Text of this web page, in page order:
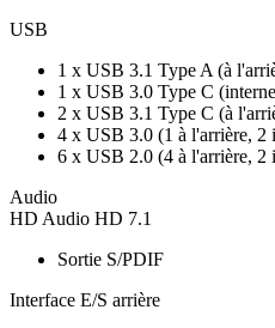
USB
1 x USB 3.1 Type A (à
1 x USB 3.0 Type C
2 x USB 3.1 Type C (à
4 x USB 3.0 (1 à l'arrière, 2
6 x USB 2.0 (4 à l'arrière, 2
Audio
HD Audio HD 7.1
Sortie S/PDIF
Interface E/S arrière